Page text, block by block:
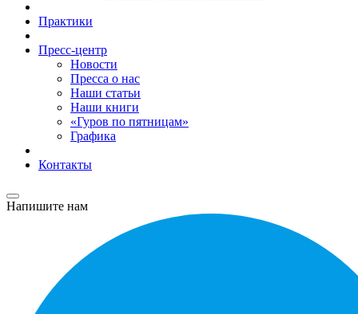
Практики
Пресс-центр
Новости
Пресса о нас
Наши статьи
Наши книги
«Гуров по пятницам»
Графика
Контакты
Напишите нам